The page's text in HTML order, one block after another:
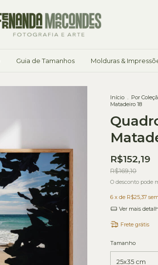
Guia de Tamanhos Molduras &
Início . Por
Matadeiro 18
R$152,19
R$169,10
O desconto pode
6 x de R$25,37
Ver mais
Frete grátis
Tamanho